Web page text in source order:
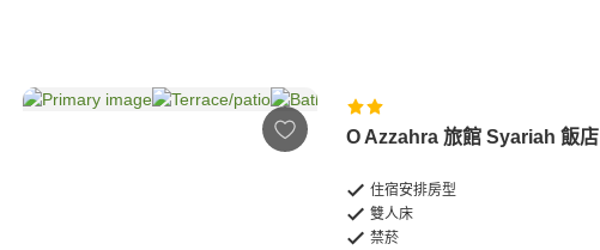
O Azzahra 旅館 Syariah 飯店
住宿安排房型
雙人床
禁菸